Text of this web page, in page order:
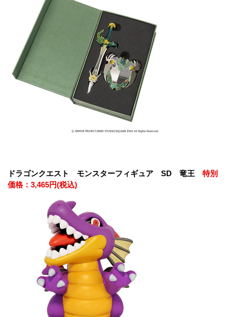
ドラゴンクエスト モンスターフィギュア SD 竜王 特別
価格：3,465円(税込)